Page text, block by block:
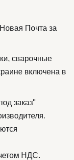
Почта за
сварочные
включена в
заказ"
НДС.